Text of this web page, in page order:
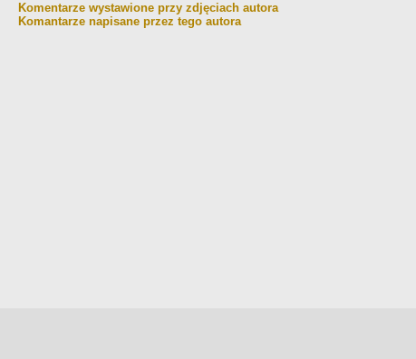
Komentarze wystawione przy zdjęciach autora
Komantarze napisane przez tego autora